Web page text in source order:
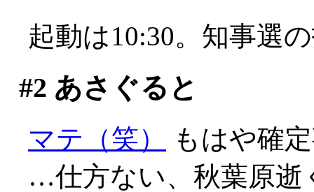
起動は10:30。知事選
#2 あさぐると
マテ（笑）
もはや確
…仕方ない、秋葉原逝